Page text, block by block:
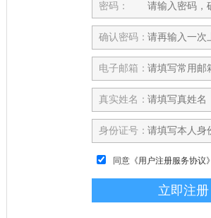
密码：
确认密码：
电子邮箱：
真实姓名：
身份证号：
同意 《用户注册服务协议》